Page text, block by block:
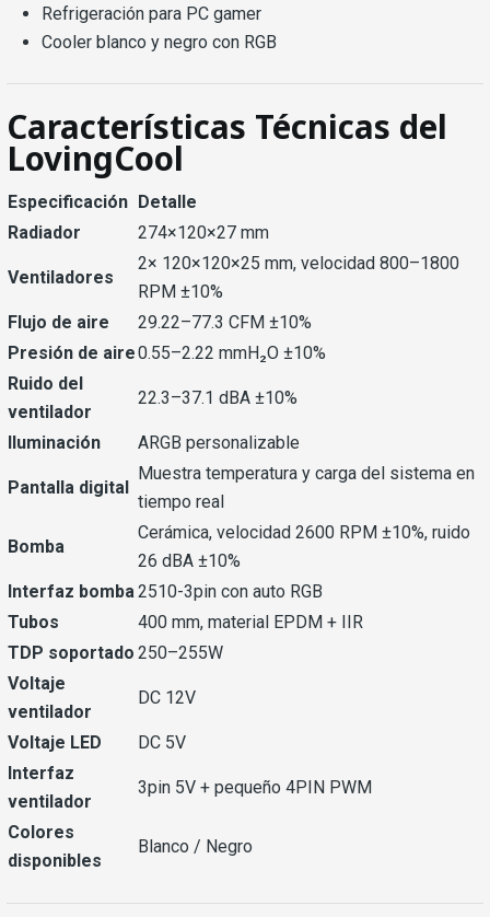
Refrigeración para PC gamer
Cooler blanco y negro con RGB
Características Técnicas del
LovingCool
Especificación Detalle
Radiador
274×120×27 mm
Ventiladores
2× 120×120×25 mm, velocidad 800–1800
RPM ±10%
Flujo de aire
29.22–77.3 CFM ±10%
Presión de aire0.55–2.22 mmH₂O ±10%
Ruido del
ventilador
22.3–37.1 dBA ±10%
Iluminación ARGB personalizable
Pantalla digital
Muestra temperatura y carga del sistema en
tiempo real
Bomba
Cerámica, velocidad 2600 RPM ±10%, ruido
26 dBA ±10%
Interfaz bomba2510-3pin con auto RGB
Tubos
400 mm, material EPDM + IIR
TDP soportado 250–255W
Voltaje
ventilador
DC 12V
Voltaje LED
DC 5V
Interfaz
ventilador
3pin 5V + pequeño 4PIN PWM
Colores
disponibles
Blanco / Negro